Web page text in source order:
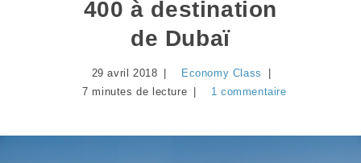
400 à destination
de Dubaï
29 avril 2018
Economy Class
7 minutes de lecture
1 commentaire